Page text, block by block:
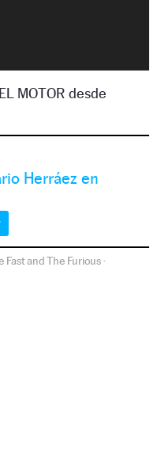
MOTOR desde
Herráez en
Fast and The Furious·